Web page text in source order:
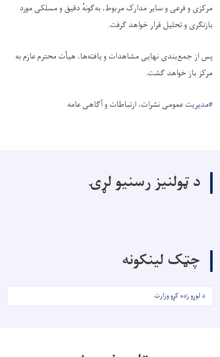
مرکزی و فرعی و سایر مدارک مربوط، به‌گونهٔ دقیق و مسلکی مورد
بازنگری و تحلیل قرار خواهد گرفت.
پس از جمع‌بندی نهایی مشاهدات و یافته‌ها، هیأت محترم عازم به
مرکز باز خواهد گشت.
#مدیریتعمومی نشرات، ارتباطات و آگاهی عامه
د ټولنیز رسنیو لړۍ
چټک لینکونه
د لوړو زده کړو وزارت